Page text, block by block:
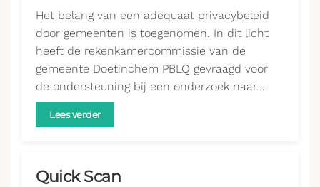
Het belang van een adequaat privacybeleid
door gemeenten is toegenomen. In dit licht
heeft de rekenkamercommissie van de
gemeente Doetinchem PBLQ gevraagd voor
de ondersteuning bij een onderzoek naar…
Lees verder
Quick Scan